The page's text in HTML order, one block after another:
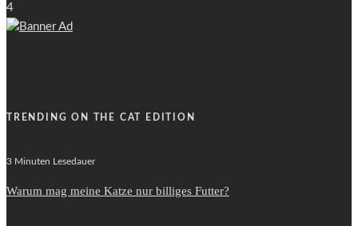
4
TRENDING ON THE CAT EDITION
3 Minuten Lesedauer
Warum mag meine Katze nur billiges Futter?